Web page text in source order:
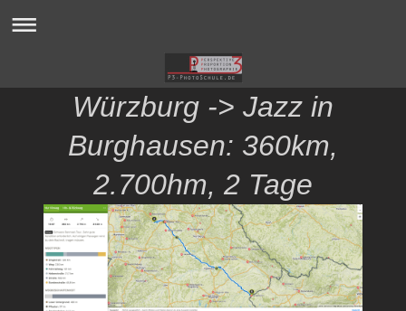
Würzburg -> Jazz in
Burghausen: 360km,
2.700hm, 2 Tage